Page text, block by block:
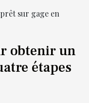
sur gage en
obtenir un
étapes